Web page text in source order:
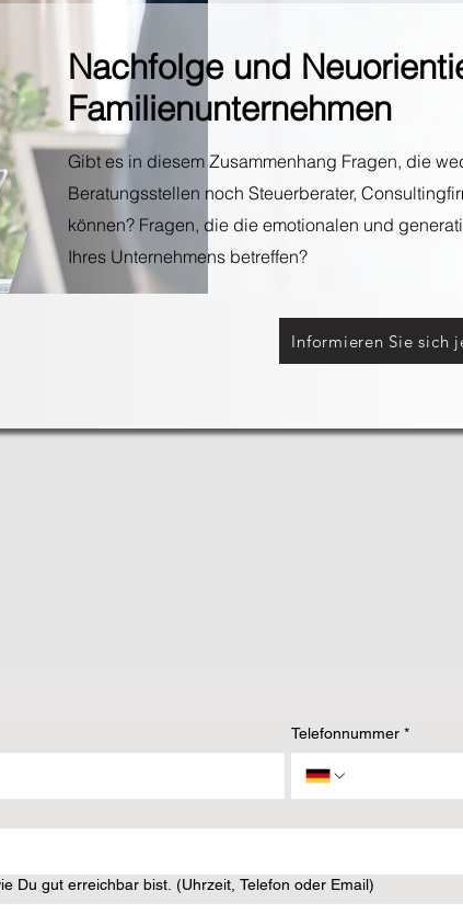
Nachfolge und
Familienunternehmen
Gibt es in diesem Zusammenhang Fragen, die
Beratungsstellen noch Steuerberater,
können? Fragen, die die emotionalen und
Ihres Unternehmens betreffen?
Informieren Sie sich
Telefonnummer *
Du gut erreichbar bist. (Uhrzeit, Telefon oder Email)